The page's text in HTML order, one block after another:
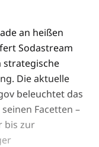
an heißen
Sodastream
strategische
Die aktuelle
beleuchtet das
Facetten –
bis zur